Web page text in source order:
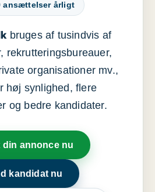
ansættelser årligt
bruges af tusindvis af
rekrutteringsbureauer,
organisationer mv.,
høj synlighed, flere
og bedre kandidater.
din annonce nu
kandidat nu